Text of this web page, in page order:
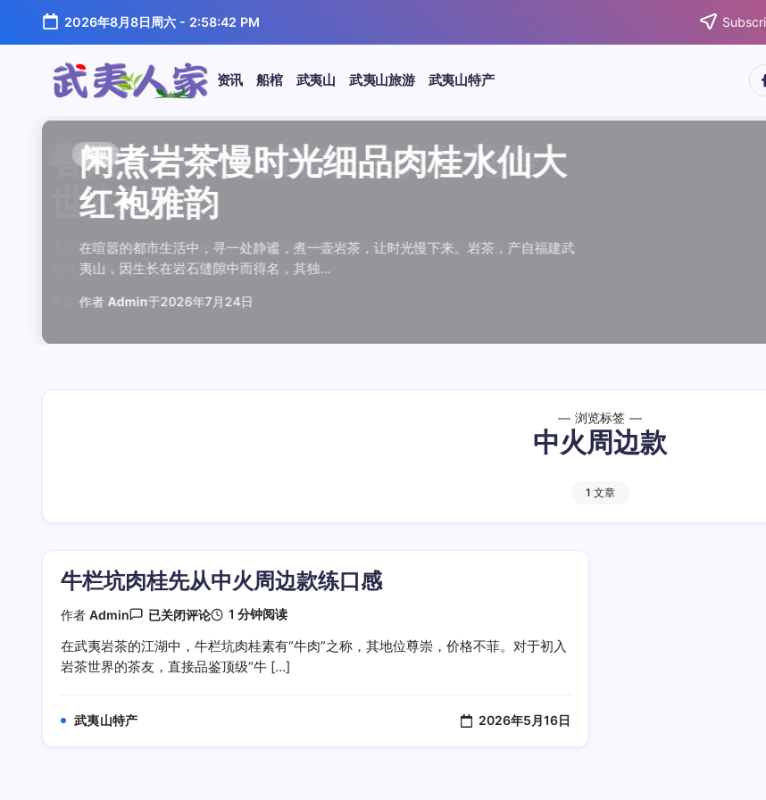
正
2026年8月8日周六- 2:58:42 PM
武
夷
资讯 船棺 武夷山 武夷山旅游 武夷山特产
资讯
闲煮岩茶慢时光细品肉桂水仙大
红袍雅韵
在喧嚣的都市生活中，寻一处静谧，煮一壶岩茶，让时光慢下来。岩茶，产自福建武
夷山，因生长在岩石缝隙中而得名，其独…
作者 Admin于2026年7月24日
资讯
香清味醇气韵沉稳品鉴大红袍传
世本味
大红袍，作为乌龙茶中的翘楚，以其独特的“岩骨花香”闻名于世。品鉴大红袍，不仅
是味觉的享受，更是对茶文化底蕴的深…
作者 Admin于2026年7月23日
资讯
汤水顺滑底蕴绵长品鉴武夷水仙
温润质感
武夷水仙，作为乌龙茶中的经典品种，以其汤水顺滑、底蕴绵长而备受茶客青睐。品
鉴这款茶，仿佛在品味一段悠长的岁月，…
作者 Admin于2026年7月22日
资讯
唇齿留香久久不散品鉴武夷肉桂
独特魅力
武夷岩茶，素有“岩骨花香”之誉，而肉桂更是其中翘楚。其名源于香叶似肉桂，更因
其茶汤入口后，唇齿留香久久不散，令…
作者 Admin于2026年7月21日
资讯
岩韵浓淡各不同三款经典岩茶对
比品鉴
岩茶，作为乌龙茶中的瑰宝，以其独特的“岩韵”闻名于世。所谓岩韵，是茶叶在武夷
山丹霞地貌中吸收岩石矿物精华后形成…
作者 Admin于2026年7月20日
资讯
观汤色赏叶底全面品鉴肉桂水仙
大红袍
品鉴武夷岩茶，观汤色与赏叶底是关键环节。肉桂、水仙、大红袍作为岩茶代表，其
汤色与叶底各具特色，折射出工艺与山场…
作者 Admin于2026年7月19日
资讯
闲煮岩茶慢时光细品肉桂水仙大
红袍雅韵
在喧嚣的都市生活中，寻一处静谧，煮一壶岩茶，让时光慢下来。岩茶，产自福建武
夷山，因生长在岩石缝隙中而得名，其独…
作者 Admin于2026年7月24日
资讯
香清味醇气韵沉稳品鉴大红袍传
世本味
大红袍，作为乌龙茶中的翘楚，以其独特的“岩骨花香”闻名于世。品鉴大红袍，不仅
是味觉的享受，更是对茶文化底蕴的深…
作者 Admin于2026年7月23日
资讯汤水顺滑底蕴绵长品鉴武夷水仙
温润质感
武夷水仙，作为乌龙茶中的经典品种，以其汤水顺滑、底蕴绵长而备受茶客青睐。品
鉴这款茶，仿佛在品味一段悠长的岁月，…
Admin于2026年7月22日
资讯唇齿留香久久不散品鉴武夷肉桂
独特魅力
武夷岩茶，素有“岩骨花香”之誉，而肉桂更是其中翘楚。其名源于香叶似肉桂，更因
其茶汤入口后，唇齿留香久久不散，令…
Admin于2026年7月21日
资讯岩韵浓淡各不同三款经典岩茶对
比品鉴
岩茶，作为乌龙茶中的瑰宝，以其独特的“岩韵”闻名于世。所谓岩韵，是茶叶在武夷
山丹霞地貌中吸收岩石矿物精华后形成…
Admin于2026年7月20日
资讯观汤色赏叶底全面品鉴肉桂水仙
大红袍
品鉴武夷岩茶，观汤色与赏叶底是关键环节。肉桂、水仙、大红袍作为岩茶代表，其
汤色与叶底各具特色，折射出工艺与山场…
Admin于2026年7月19日
资讯闲煮岩茶慢时光细品肉桂水仙大
红袍雅韵
在喧嚣的都市生活中，寻一处静谧，煮一壶岩茶，让时光慢下来。岩茶，产自福建武
夷山，因生长在岩石缝隙中而得名，其独…
Admin于2026年7月24日
资讯香清味醇气韵沉稳品鉴大红袍传
世本味
大红袍，作为乌龙茶中的翘楚，以其独特的“岩骨花香”闻名于世。品鉴大红袍，不仅
是味觉的享受，更是对茶文化底蕴的深…
Admin于2026年7月23日
资讯汤水顺滑底蕴绵长品鉴武夷水仙
温润质感
武夷水仙，作为乌龙茶中的经典品种，以其汤水顺滑、底蕴绵长而备受茶客青睐。品
鉴这款茶，仿佛在品味一段悠长的岁月，…
Admin于2026年7月22日
资讯唇齿留香久久不散品鉴武夷肉桂
独特魅力
武夷岩茶，素有“岩骨花香”之誉，而肉桂更是其中翘楚。其名源于香叶似肉桂，更因
其茶汤入口后，唇齿留香久久不散，令…
Admin于2026年7月21日
资讯岩韵浓淡各不同三款经典岩茶对
比品鉴
岩茶，作为乌龙茶中的瑰宝，以其独特的“岩韵”闻名于世。所谓岩韵，是茶叶在武夷
山丹霞地貌中吸收岩石矿物精华后形成…
Admin于2026年7月20日
资讯观汤色赏叶底全面品鉴肉桂水仙
大红袍
品鉴武夷岩茶，观汤色与赏叶底是关键环节。肉桂、水仙、大红袍作为岩茶代表，其
汤色与叶底各具特色，折射出工艺与山场…
Admin于2026年7月19日
浏览标签
中火周边款
1 文章
牛栏坑肉桂先从中火周边款练口感
作者 Admin
牛
坑
肉
桂
已关闭评论 1 分钟阅读
在武夷岩茶的江湖中，牛栏坑肉桂素有“牛肉”之称，其地位尊崇，价格不菲。对于初入
岩茶世界的茶友，直接品鉴顶级“牛 […]
武夷山特产 2026年5月16日